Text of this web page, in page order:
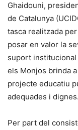
Ghaidouni,
de Catalunya
tasca realitzada
posar en valor la
suport institucional
els Monjos brinda
projecte educatiu
adequades i dignes.
Per part del